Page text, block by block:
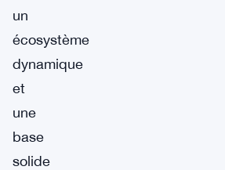
un
écosystème
dynamique
et
une
base
solide